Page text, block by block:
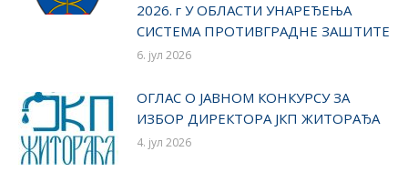
2026. г У ОБЛАСТИ УНАРЕЂЕЊА
СИСТЕМА ПРОТИВГРАДНЕ ЗАШТИТЕ
6. јул 2026
ОГЛАС О ЈАВНОМ КОНКУРСУ ЗА
ИЗБОР ДИРЕКТОРА ЈКП ЖИТОРАЂА
4. јул 2026